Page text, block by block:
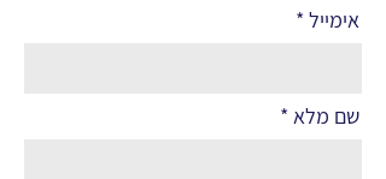
אימייל
שם מלא